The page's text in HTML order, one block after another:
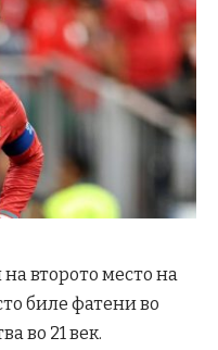
второто место на
биле фатени во
во 21 век.